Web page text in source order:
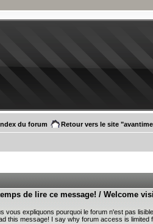
du forum Retour vers le site
de lire ce message! / Welcome
expliquons pourquoi le forum n'est pas
this message! I say why forum access is limited